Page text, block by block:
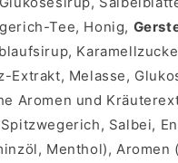
Tee, Honig,
Extrakt, Melasse,
Aromen und
Salbei,
Menthol), Aromen